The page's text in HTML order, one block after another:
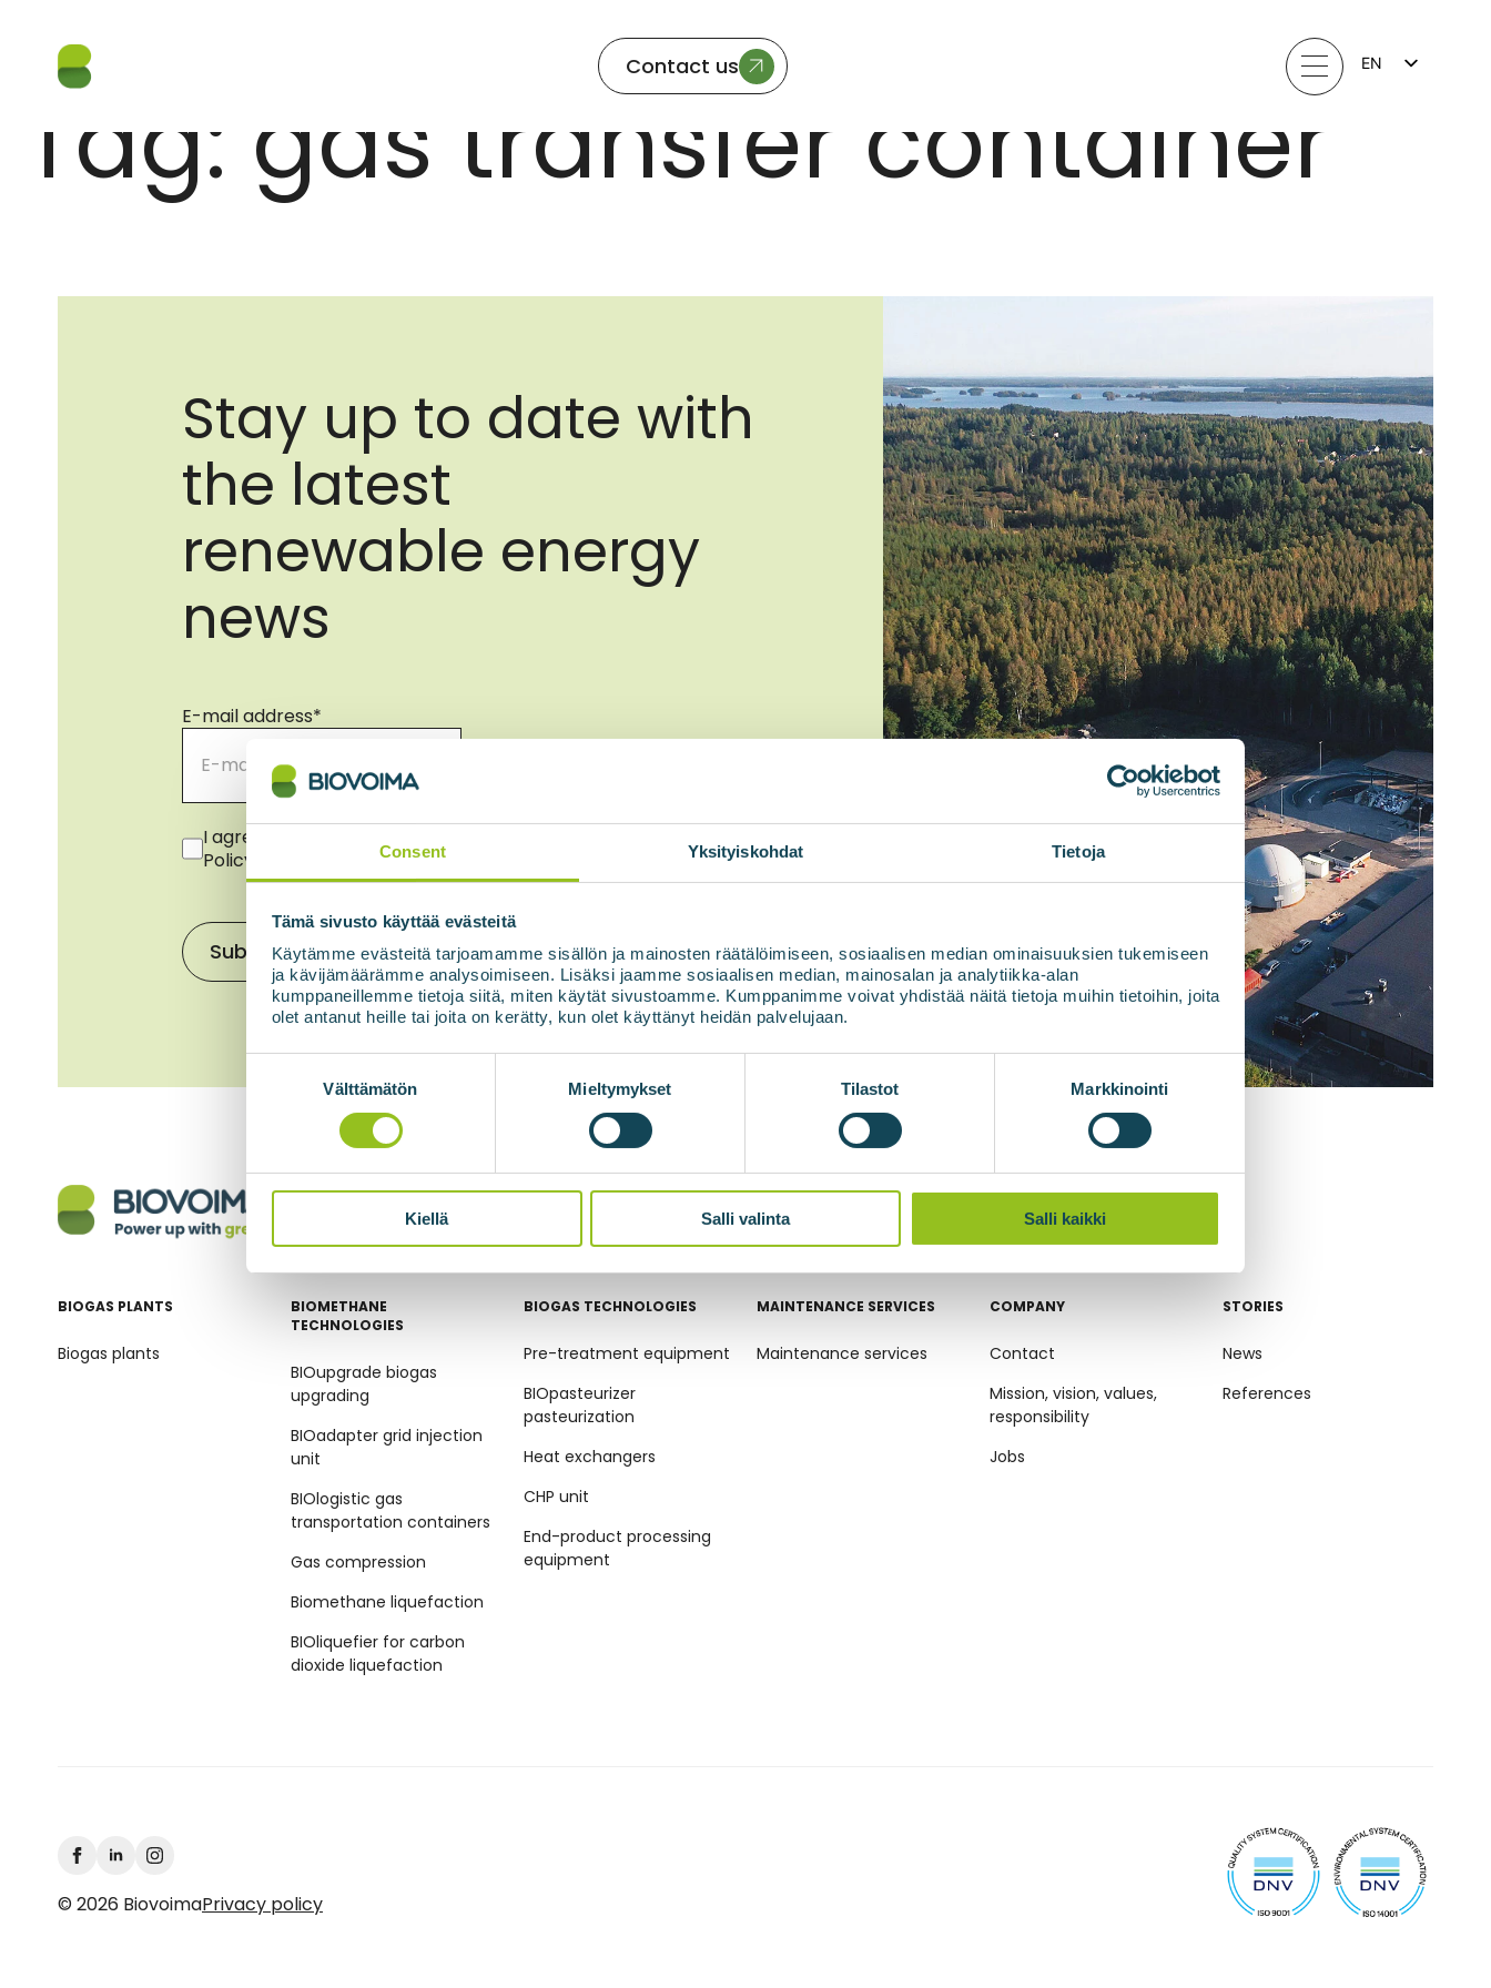
Consent Yksityiskohdat Tietoja
Tämä sivusto käyttää evästeitä
Käytämme evästeitä tarjoamamme sisällön ja mainosten räätälöimiseen, sosiaalisen median ominaisuuksien tukemiseen
ja kävijämäärämme analysoimiseen. Lisäksi jaamme sosiaalisen median, mainosalan ja analytiikka-alan
kumppaneillemme tietoja siitä, miten käytät sivustoamme. Kumppanimme voivat yhdistää näitä tietoja muihin tietoihin, joita
olet antanut heille tai joita on kerätty, kun olet käyttänyt heidän palvelujaan.
valinta
Välttämätön Mieltymykset Tilastot Markkinointi
Kiellä Salli valinta Salli kaikki
Contact us
EN
Tag: gas transfer container
Stay up to date with
the latest
renewable energy
news
E-mail address*
Consent
I agree to the use of my data in accordance with the Privacy
Policy.
Subscribe to the newsletter
BIOGAS PLANTS
Biogas plants
BIOMETHANE
TECHNOLOGIES
BIOupgrade biogas
upgrading
BIOadapter grid injection
unit
BIOlogistic gas
transportation containers
Gas compression
Biomethane liquefaction
BIOliquefier for carbon
dioxide liquefaction
BIOGAS TECHNOLOGIES
Pre-treatment equipment
BIOpasteurizer
pasteurization
Heat exchangers
CHP unit
End-product processing
equipment
MAINTENANCE SERVICES
Maintenance services
COMPANY
Contact
Mission, vision, values,
responsibility
Jobs
STORIES
News
References
© 2026 BiovoimaPrivacy policy